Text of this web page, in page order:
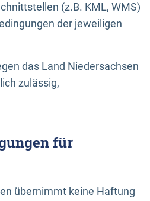
(z.B. KML, WMS)
der jeweiligen
das Land Niedersachsen
zulässig,
für
übernimmt keine Haftung